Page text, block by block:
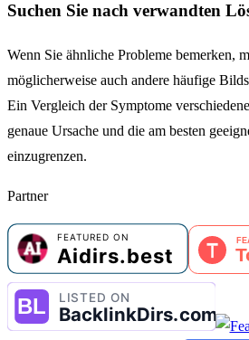
Suchen Sie nach verwandten
Wenn Sie ähnliche Probleme bemerken,
möglicherweise auch andere häufige
Ein Vergleich der Symptome
genaue Ursache und die am besten
einzugrenzen.
Partner